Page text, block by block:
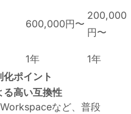
600,000円〜
200,000
円〜
1年
1年
ポイント
高い互換性
など、普段